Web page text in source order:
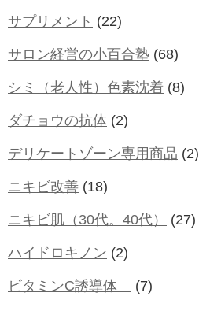
サプリメント (22)
サロン経営の小百合塾 (68)
シミ（老人性）色素沈着 (8)
ダチョウの抗体 (2)
デリケートゾーン専用商品 (2)
ニキビ改善 (18)
ニキビ肌（30代。40代） (27)
ハイドロキノン (2)
ビタミンC誘導体 (7)